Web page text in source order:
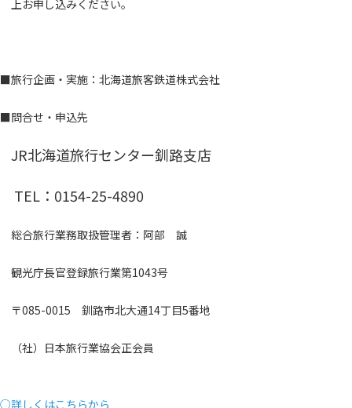
上お申し込みください。
■旅行企画・実施：北海道旅客鉄道株式会社
■問合せ・申込先
JR北海道旅行センター釧路支店
TEL：0154-25-4890
総合旅行業務取扱管理者：阿部 誠
観光庁長官登録旅行業第1043号
〒085-0015 釧路市北大通14丁目5番地
（社）日本旅行業協会正会員
○詳しくはこちらから